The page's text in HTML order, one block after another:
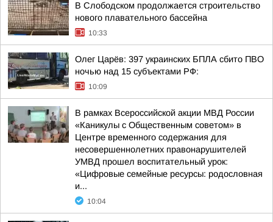
В Слободском продолжается строительство
нового плавательного бассейна
10:33
Олег Царёв: 397 украинских БПЛА сбито ПВО
ночью над 15 субъектами РФ:
10:09
В рамках Всероссийской акции МВД России
«Каникулы с Общественным советом» в
Центре временного содержания для
несовершеннолетних правонарушителей
УМВД прошел воспитательный урок:
«Цифровые семейные ресурсы: родословная
и...
10:04